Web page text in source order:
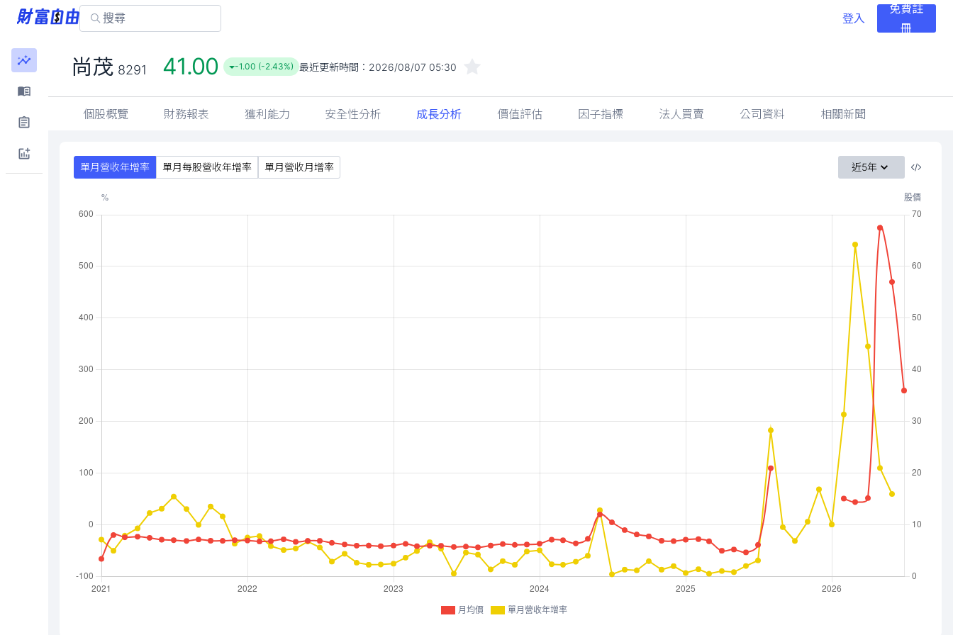
登入
免費註
冊
尚茂 8291 41.00 -1.00 (-2.43%) 最近更新時間： 2026/08/07 05:30
個股概覽 財務報表 獲利能力 安全性分析 成長分析 價值評估 因子指標 法人買賣 公司資料 相關新聞
單月營收年增率 單月每股營收年增率 單月營收月增率 近5年
月均價 單月營收年增率